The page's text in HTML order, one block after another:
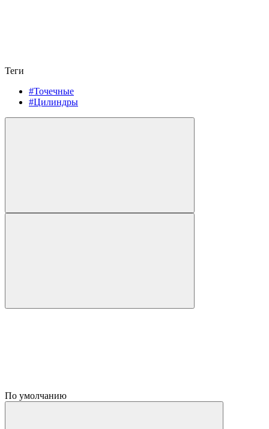
Теги
#Точечные
#Цилиндры
По умолчанию